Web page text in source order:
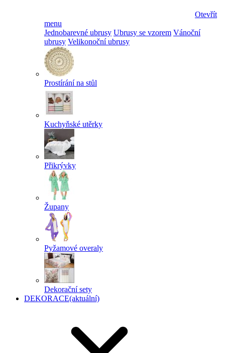
Otevřít
menu
Jednobarevné ubrusy Ubrusy se vzorem Vánoční
ubrusy Velikonoční ubrusy
Prostírání na stůl
Kuchyňské utěrky
Přikrývky
Župany
Pyžamové overaly
Dekorační sety
DEKORACE(aktuální)